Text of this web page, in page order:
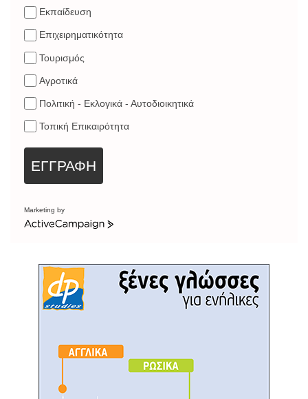
Εκπαίδευση
Επιχειρηματικότητα
Τουρισμός
Αγροτικά
Πολιτική - Εκλογικά - Αυτοδιοικητικά
Τοπική Επικαιρότητα
ΕΓΓΡΑΦΗ
Marketing by